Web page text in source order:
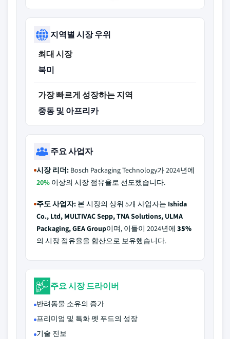
지역별 시장 우위
최대 시장
북미
가장 빠르게 성장하는 지역
중동 및 아프리카
주요 사업자
시장 리더: Bosch Packaging Technology가 2024년에
20% 이상의 시장 점유율로 선도했습니다.
주도 사업자: 본 시장의 상위 5개 사업자는 Ishida
Co., Ltd, MULTIVAC Sepp, TNA Solutions, ULMA
Packaging, GEA Group이며, 이들이 2024년에 35%
의 시장 점유율을 합산으로 보유했습니다.
주요 시장 드라이버
반려동물 소유의 증가
프리미엄 및 특화 펫 푸드의 성장
기술 진보